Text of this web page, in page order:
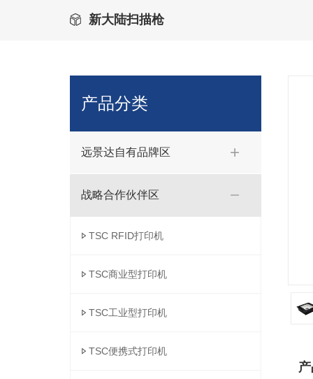
新大陆扫描枪
产品分类
远景达自有品牌区
战略合作伙伴区
TSC RFID打印机
TSC商业型打印机
TSC工业型打印机
TSC便携式打印机